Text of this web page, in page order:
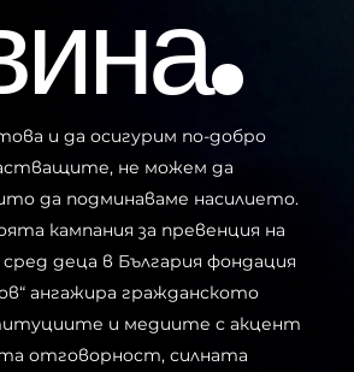
ЗА СМЯХ, НЕ ЗА
и да осигурим по-добро
не можем да
да подминаваме насилието.
кампания за превенция на
деца в България фондация
ангажира гражданското
и медиите с акцент
отговорност, силната